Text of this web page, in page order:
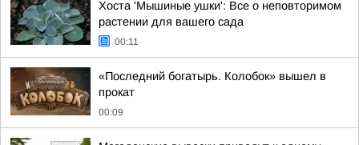
Хоста 'Мышиные ушки': Все о неповторимом
растении для вашего сада
00:11
«Последний богатырь. Колобок» вышел в
прокат
00:09